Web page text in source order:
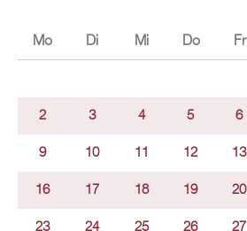
Mo Di Mi Do Fr
2 3 4 5 6
9 10 11 12 13
16 17 18 19 20
23 24 25 26 27